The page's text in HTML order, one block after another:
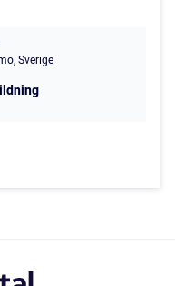
Sverige